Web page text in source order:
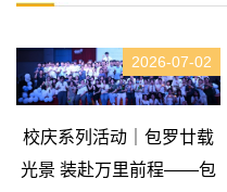
2026-07-02
校庆系列活动｜包罗廿载
光景 装赴万里前程——包